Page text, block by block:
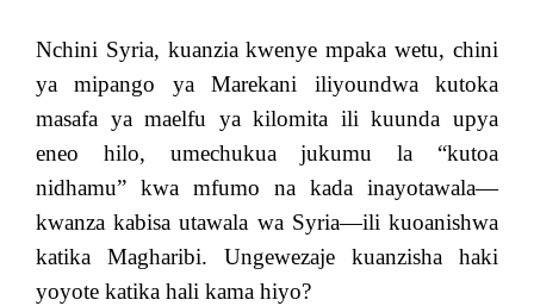
Nchini Syria, kuanzia kwenye mpaka wetu, chini
ya mipango ya Marekani iliyoundwa kutoka
masafa ya maelfu ya kilomita ili kuunda upya
eneo hilo, umechukua jukumu la “kutoa
nidhamu” kwa mfumo na kada inayotawala—
kwanza kabisa utawala wa Syria—ili kuoanishwa
katika Magharibi. Ungewezaje kuanzisha haki
yoyote katika hali kama hiyo?